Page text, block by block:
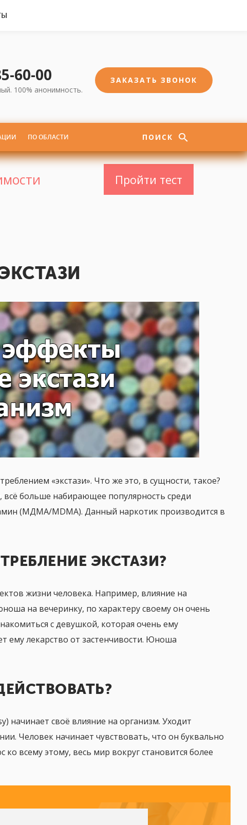
60-00
100% анонимность.
ЗАКАЗАТЬ ЗВОНОК
ПО ОБЛАСТИ ПОИСК
Пройти тест
«экстази». Что же это, в сущности, такое?
всё больше набирающее популярность среди
(МДМА/MDMA). Данный наркотик производится в
ЭКСТАЗИ?
жизни человека. Например, влияние на
на вечеринку, по характеру своему он очень
с девушкой, которая очень ему
ему лекарство от застенчивости. Юноша
начинает своё влияние на организм. Уходит
Человек начинает чувствовать, что он буквально
всему этому, весь мир вокруг становится более
Маргарита, 24 года
приятный и отзывчивый...